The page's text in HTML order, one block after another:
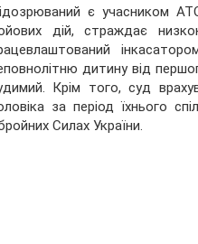
є учасником
дій, страждає
дитину від
Крім того, суд
за період їхнього
Силах України.